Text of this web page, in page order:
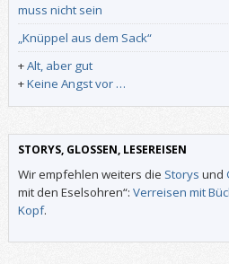
muss nicht sein
„Knüppel aus dem Sack“
+Alt, aber gut
+Keine Angst vor …
STORYS, GLOSSEN, LESEREISEN
Wir empfehlen weiters die Storys und
mit den Eselsohren“: Verreisen mit
Kopf.